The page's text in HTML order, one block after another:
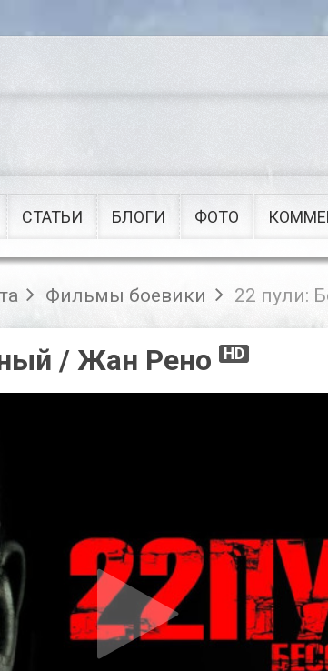
Приключения
Мультфильмы
Клипы
Поп
СТАТЬИ БЛОГИ ФОТО
Фильмы боевики 22 пули:
/ Жан Рено HD